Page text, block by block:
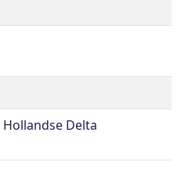
Delta